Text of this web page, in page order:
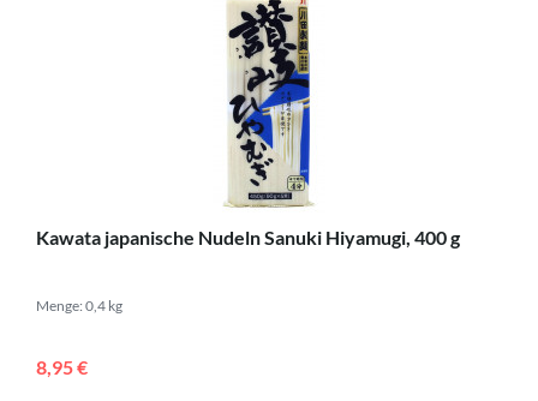
Kawata japanische Nudeln Sanuki Hiyamugi, 400 g
Menge: 0,4 kg
8,95 €